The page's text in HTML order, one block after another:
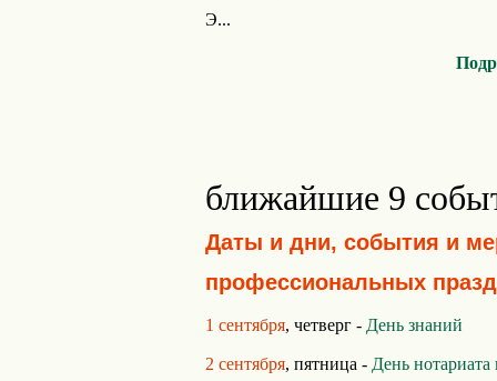
Э...
ближайшие 9
Даты и дни, события и
профессиональных
1 сентября, четверг - День знаний
2 сентября, пятница - День